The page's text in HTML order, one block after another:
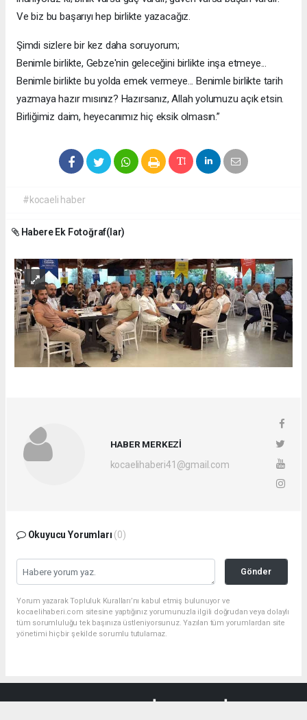
Ve biz bu başarıyı hep birlikte yazacağız.
Şimdi sizlere bir kez daha soruyorum;
Benimle birlikte, Gebze'nin geleceğini birlikte inşa etmeye...
Benimle birlikte bu yolda emek vermeye... Benimle birlikte tarih
yazmaya hazır mısınız? Hazırsanız, Allah yolumuzu açık etsin.
Birliğimiz daim, heyecanımız hiç eksik olmasın.”
#kocaeli haber
Habere Ek Fotoğraf(lar)
HABER MERKEZİ
kocaelihaberi41@gmail.com
Okuyucu Yorumları (0)
Gönder
Yorum yazarak Topluluk Kuralları’nı kabul etmiş bulunuyor ve
kocaelihaberi.com sitesine yaptığınız yorumunuzla ilgili doğrudan veya dolaylı
tüm sorumluluğu tek başınıza üstleniyorsunuz. Yazılan tüm yorumlardan site
yönetimi hiçbir şekilde sorumlu tutulamaz.